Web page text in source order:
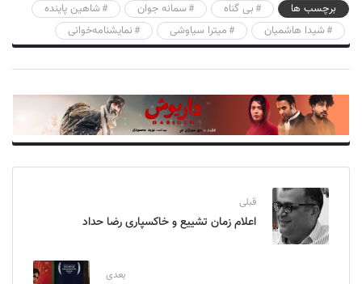
برچسب ها
بی گناه سمانه جوان
شاهین پاینده
شیدا هاشمیان
میترا سیاوشی نمایشنامه‌خوانی
قبلی
اعلام زمان تشییع و خاکسپاری رضا حداد
بعدی